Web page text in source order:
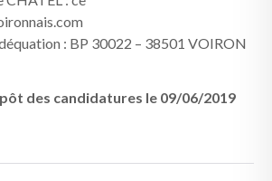
: BP 30022 – 38501 VOIRON
des candidatures le 09/06/2019